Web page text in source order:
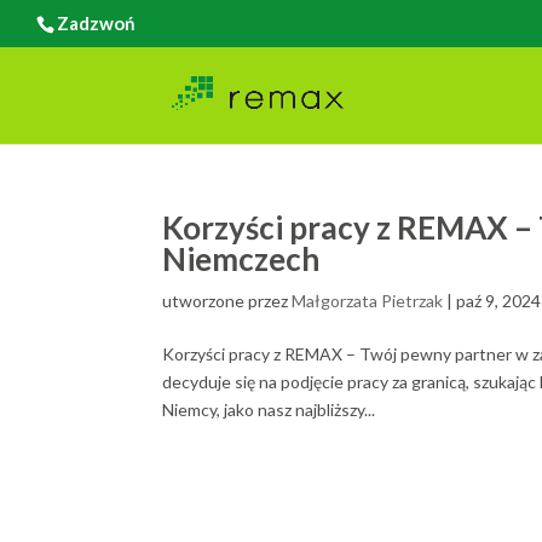
Zadzwoń
Korzyści pracy z REMAX
Niemczech
utworzone przezMałgorzata Pietrzak |paź 9, 2024
Korzyści pracy z REMAX – Twój pewny partner w
decyduje się na podjęcie pracy za granicą,
Niemcy, jako nasz najbliższy...